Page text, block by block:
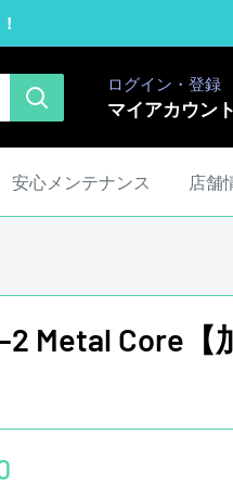
ログイン・登録
マイアカウント
安心メンテナンス 店舗
2 Metal Core【